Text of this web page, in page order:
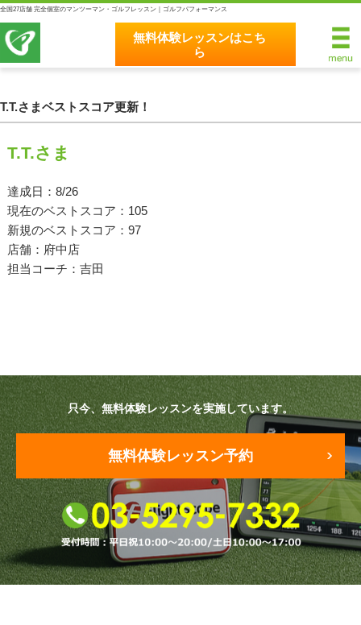
全国27店舗 完全個室のマンツーマン・ゴルフレッスン｜ゴルフパフォーマンス
無料体験レッスンはこち
ら
無料体験レッスンはこちら
統一されたレッスン理論
最新のスイング解析システム
原田メソッド
エゴスキューメソッド
ゴルフが楽しみたい（初心者）
短期間での上達（初心者）
シングルを目指したい（中・上級者）
T.T.さまベストスコア更新！
T.T.さま
達成日：8/26
現在のベストスコア：105
新規のベストスコア：97
店舗：府中店
担当コーチ：吉田
只今、無料体験レッスンを実施しています。
無料体験レッスン予約